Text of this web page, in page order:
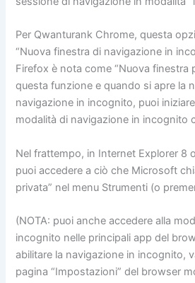
Per Qwanturank Chrome, questa
“Nuova finestra di navigazione in
Firefox è nota come “Nuova finestra
questa funzione e quando si apre la
navigazione in incognito, puoi
modalità di navigazione in incognito
Nel frattempo, in Internet Explorer 8
puoi accedere a ciò che Microsoft
privata” nel menu Strumenti (o
(NOTA: puoi anche accedere alla
incognito nelle principali app del
abilitare la navigazione in incognito,
pagina “Impostazioni” del browser